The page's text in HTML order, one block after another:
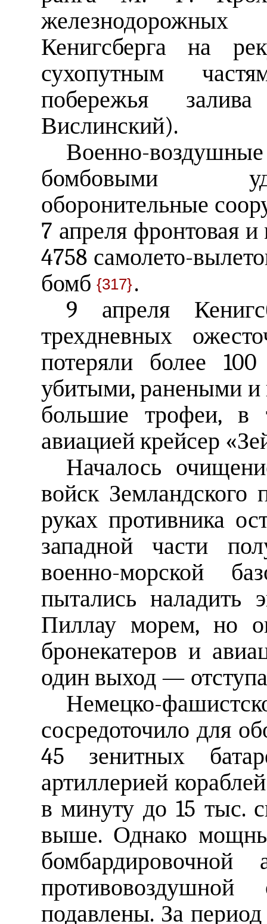
Кенигсберга на
сухопутным
побережья
Вислинский).
Военно-
бомбовыми
оборонительные
7 апреля фронтовая
4758 самолето-
бомб {317}.
9 апреля
трехдневных
потеряли более
убитыми, ранеными
большие трофеи, в
авиацией крейсер
Началось
войск Земландского
руках противника
западной части
военно-морской
пытались наладить
Пиллау морем, но
бронекатеров и
один выход —
Немецко-
сосредоточило для
45 зенитных
артиллерией
в минуту до 15 тыс.
выше. Однако
бомбардировочной
подавлены. За